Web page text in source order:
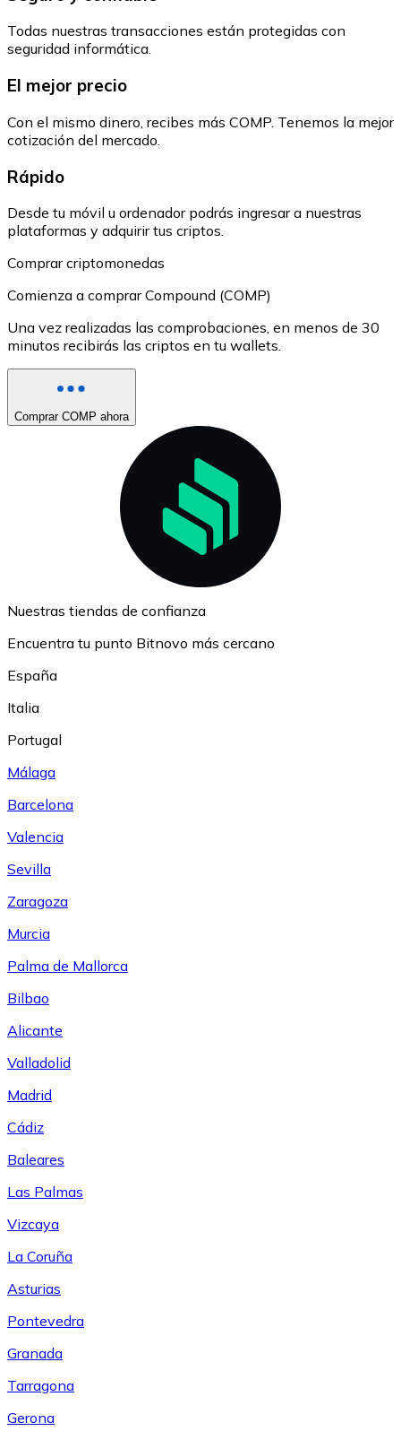
Todas nuestras transacciones están protegidas con
seguridad informática.
El mejor precio
Con el mismo dinero, recibes más COMP. Tenemos la mejor
cotización del mercado.
Rápido
Desde tu móvil u ordenador podrás ingresar a nuestras
plataformas y adquirir tus criptos.
Comprar criptomonedas
Comienza a comprar Compound (COMP)
Una vez realizadas las comprobaciones, en menos de 30
minutos recibirás las criptos en tu wallets.
Comprar COMP ahora
Nuestras tiendas de confianza
Encuentra tu punto Bitnovo más cercano
España
Italia
Portugal
Málaga
Barcelona
Valencia
Sevilla
Zaragoza
Murcia
Palma de Mallorca
Bilbao
Alicante
Valladolid
Madrid
Cádiz
Baleares
Las Palmas
Vizcaya
La Coruña
Asturias
Pontevedra
Granada
Tarragona
Gerona